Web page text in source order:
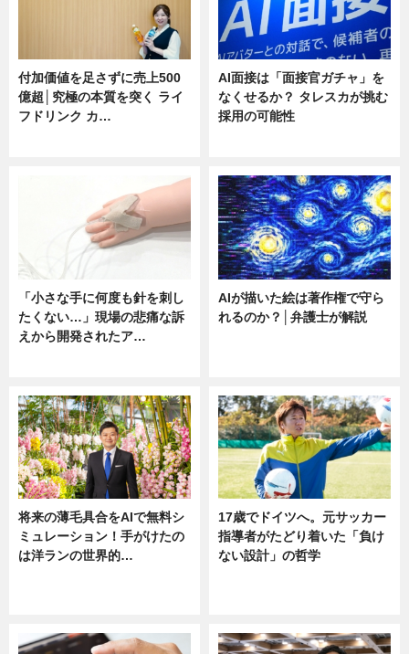
付加価値を足さずに売上500
億超│究極の本質を突く ライ
フドリンク カ…
AI面接は「面接官ガチャ」を
なくせるか？ タレスカが挑む
採用の可能性
「小さな手に何度も針を刺し
たくない…」現場の悲痛な訴
えから開発されたア…
AIが描いた絵は著作権で守ら
れるのか？│弁護士が解説
将来の薄毛具合をAIで無料シ
ミュレーション！手がけたの
は洋ランの世界的…
17歳でドイツへ。元サッカー
指導者がたどり着いた「負け
ない設計」の哲学